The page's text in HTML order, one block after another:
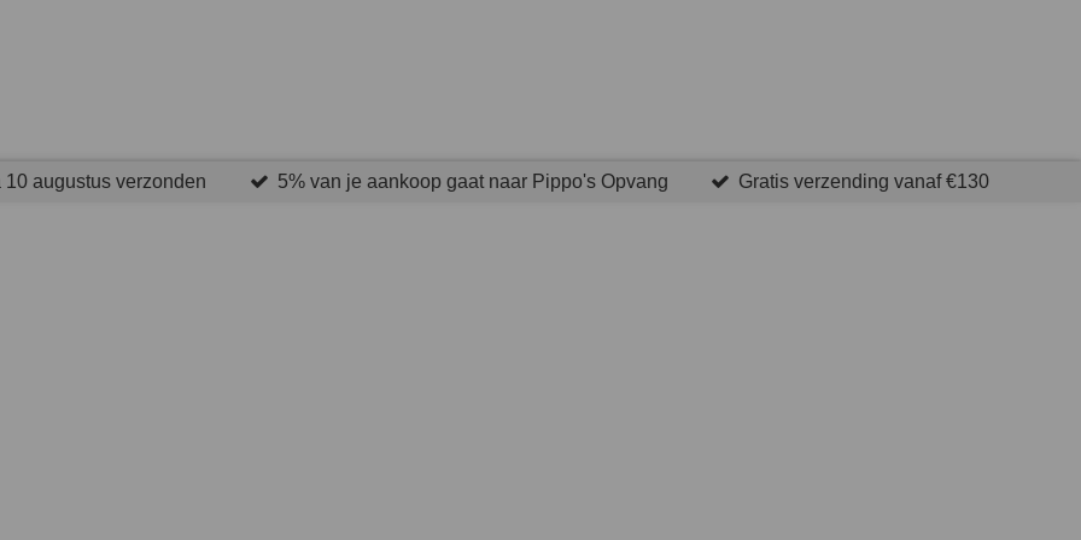
10 augustus verzonden 5% van je aankoop gaat naar Pippo's Opvang Gratis verzending vanaf €130